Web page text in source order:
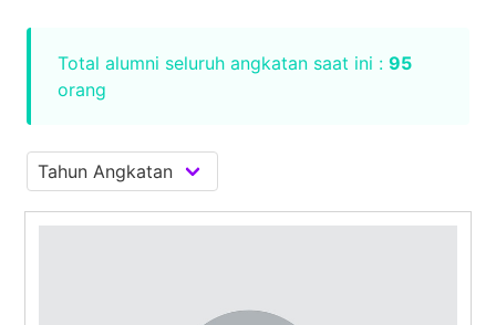
Total alumni seluruh angkatan saat ini : 95
orang